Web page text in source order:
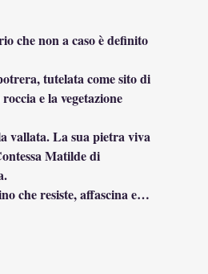
che non a caso è definito
tutelata come sito di
e la vegetazione
vallata. La sua pietra viva
Matilde di
che resiste, affascina e…